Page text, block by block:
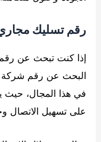
رقم تسليك
إذا كنت تبحث عن
البحث عن رقم شركة
في هذا المجال،
على تسهيل الاتصال